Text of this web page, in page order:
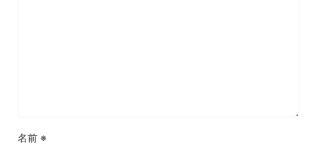
名前 ※